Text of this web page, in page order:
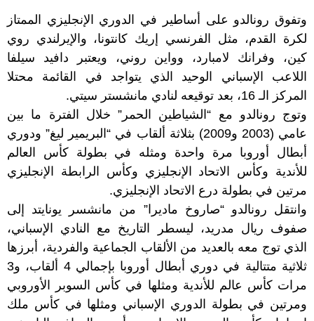
وتفوق رونالدو على أساطير في الدوري الإنجليزي الممتاز
لكرة القدم، مثل الفرنسي إريك كانتونا، والإيرلندي روي
كين، وفرانك لامبارد، وواين روني، ويعتبر دافيد سيلفا
اللاعب الإسباني الوحيد الذي يتواجد في القائمة محتلا
المركز الـ 16، بعد توقيعه لنادي مانشستر سيتي.
وتوج رونالدو مع “الشياطين الحمر” خلال الفترة ما بين
عامي (2003 و2009) بثلاثة ألقاب في “البريمير ليغ” ودوري
أبطال أوروبا مرة واحدة ومثله في بطولة كأس العالم
للأندية وكأس الاتحاد الإنجليزي وكأس الرابطة الإنجليزي
مرتين في بطولة درع الاتحاد الإنجليزي.
وانتقل رونالدو “صاروخ ماديرا” من مانشسر يونايتد إلى
صفوف ريال مدريد، ليسطر التاريخ مع النادي الإسباني،
الذي توج معه بالعديد من الألقاب الجماعية والفردية، أبرزها
ثلاثية متتالية في دوري أبطال أوروبا بإجمالي 4 ألقاب، و3
مرات كأس عالم للأندية ومثلها في كأس السوبر الأوروبي
ومرتين في بطولة الدوري الإسباني ومثلها في كأس ملك